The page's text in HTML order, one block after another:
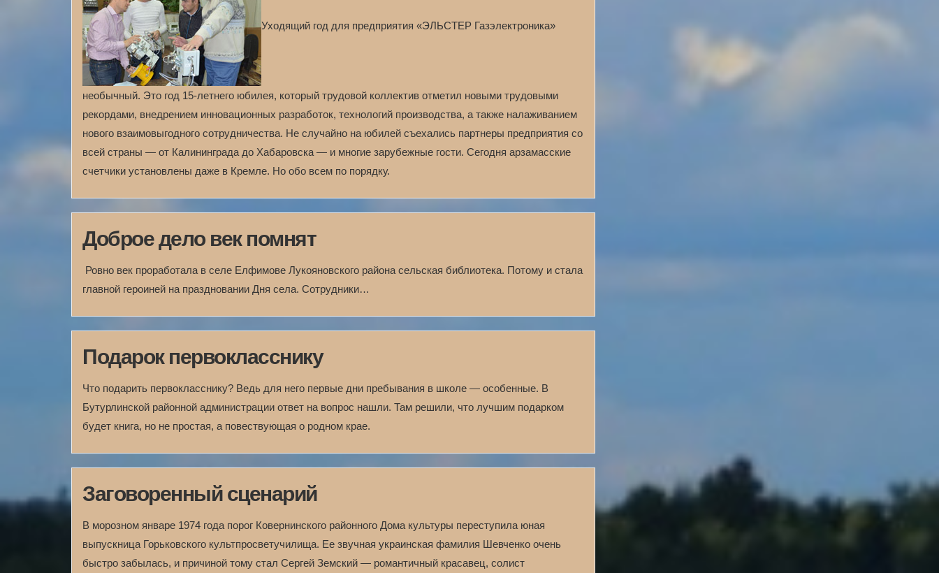
Уходящий год для предприятия «ЭЛЬСТЕР Газэлектроника»
необычный. Это год 15-летнего юбилея, который трудовой коллектив отметил новыми трудовыми
рекордами, внедрением инновационных разработок, технологий производства, а также налаживанием
нового взаимовыгодного сотрудничества. Не случайно на юбилей съехались партнеры предприятия со
всей страны — от Калининграда до Хабаровска — и многие зарубежные гости. Сегодня арзамасские
счетчики установлены даже в Кремле. Но обо всем по порядку.
Доброе дело век помнят
Ровно век проработала в селе Елфимове Лукояновского района сельская библиотека. Потому и стала
главной героиней на праздновании Дня села. Сотрудники…
Подарок первокласснику
Что подарить первокласснику? Ведь для него первые дни пребывания в школе — особенные. В
Бутурлинской районной администрации ответ на вопрос нашли. Там решили, что лучшим подарком
будет книга, но не простая, а повествующая о родном крае.
Заговоренный сценарий
В морозном январе 1974 года порог Ковернинского районного Дома культуры переступила юная
выпускница Горьковского культпросвет­училища. Ее звучная украинская фамилия Шевченко очень
быстро забылась, и причиной тому стал Сергей Земский — романтичный красавец, солист